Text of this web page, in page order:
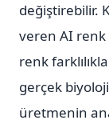
değiştirebilir.
veren AI renk
renk
gerçek
üretmenin